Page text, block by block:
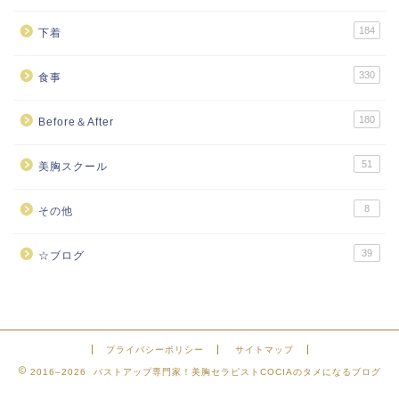
下着 184
食事 330
Before＆After 180
美胸スクール 51
その他 8
☆ブログ 39
プライバシーポリシー サイトマップ
2016–2026 バストアップ専門家！美胸セラピストCOCIAのタメになるブログ